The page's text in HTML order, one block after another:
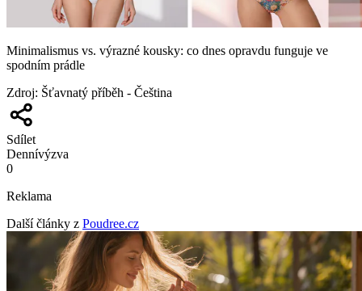
Minimalismus vs. výrazné kousky: co dnes opravdu funguje ve
spodním prádle
Zdroj: Šťavnatý příběh - Čeština
Sdílet
Dennívýzva
0
Reklama
Další články z Poudree.cz